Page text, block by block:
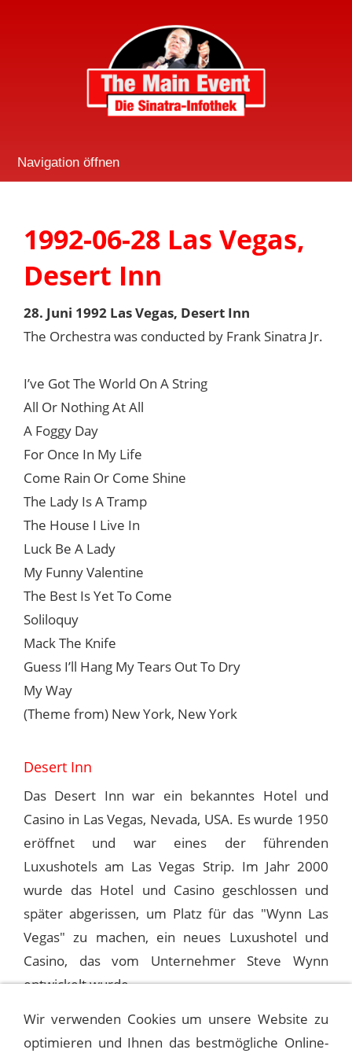
Navigation öffnen
1992-06-28 Las Vegas,
Desert Inn
28. Juni 1992 Las Vegas, Desert Inn
The Orchestra was conducted by Frank Sinatra Jr.
I’ve Got The World On A String
All Or Nothing At All
A Foggy Day
For Once In My Life
Come Rain Or Come Shine
The Lady Is A Tramp
The House I Live In
Luck Be A Lady
My Funny Valentine
The Best Is Yet To Come
Soliloquy
Mack The Knife
Guess I’ll Hang My Tears Out To Dry
My Way
(Theme from) New York, New York
Desert Inn
Das Desert Inn war ein bekanntes Hotel und
Casino in Las Vegas, Nevada, USA. Es wurde 1950
eröffnet und war eines der führenden
Luxushotels am Las Vegas Strip. Im Jahr 2000
wurde das Hotel und Casino geschlossen und
später abgerissen, um Platz für das "Wynn Las
Vegas" zu machen, ein neues Luxushotel und
Casino, das vom Unternehmer Steve Wynn
entwickelt wurde.
1992-06-27 LAS VEGAS, DESERT INN
Wir verwenden Cookies um unsere Website zu
optimieren und Ihnen das bestmögliche Online-